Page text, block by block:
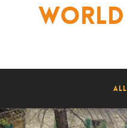
world
All